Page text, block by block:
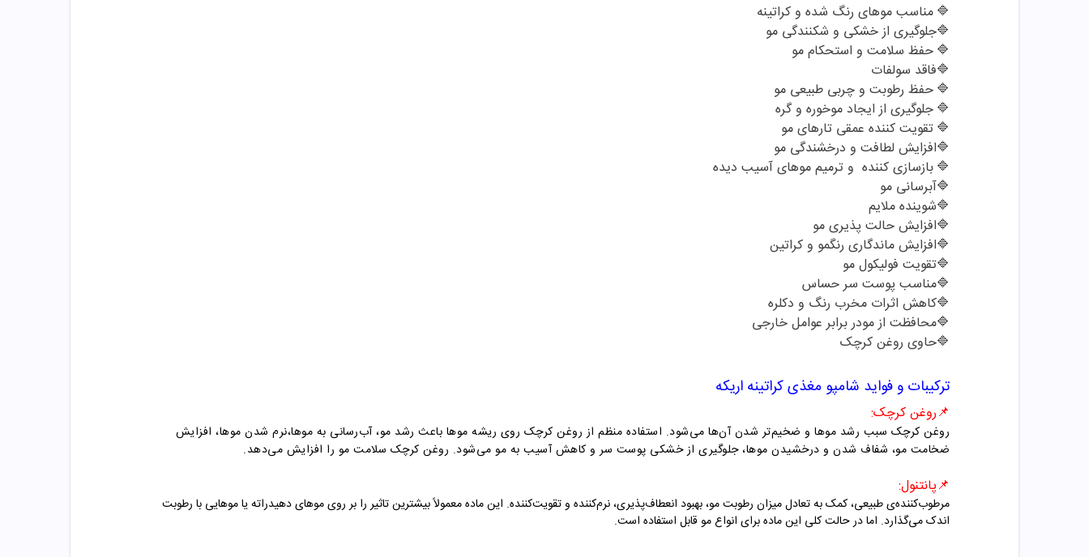
🔷مناسب موهای رنگ شده و کراتینه
🔷جلوگیری از خشکی و شکنندگی مو
🔷حفظ سلامت و استحکام مو
🔷فاقد سولفات
🔷حفظ رطوبت و چربی طبیعی مو
🔷جلوگیری از ایجاد موخوره و گره
🔷تقویت کننده عمقی تارهای مو
🔷افزایش لطافت و درخشندگی مو
🔷بازسازی کننده و ترمیم موهای آسیب دیده
🔷آبرسانی مو
🔷شوینده ملایم
🔷افزایش حالت پذیری مو
🔷افزایش ماندگاری رنگمو و کراتین
🔷تقویت فولیکول مو
🔷مناسب پوست سر حساس
🔷کاهش اثرات مخرب رنگ و دکلره
🔷محافظت از مودر برابر عوامل خارجی
🔷حاوی روغن کرچک
ترکیبات و فواید شامپو مغذی کراتینه اریکه
📌روغن کرچک:
روغن کرچک سبب رشد مو‌ها و ضخیم‌تر شدن آ‌ن‌ها می‌شود. استفاده منظم از روغن کرچک روی ریشه مو‌ها باعث رشد مو، آب‌رسانی به مو‌ها،نرم شدن موها، افزایش
ضخامت مو، شفاف شدن و درخشیدن موها، جلوگیری از خشکی پوست سر و کاهش آسیب به مو می‌شود. روغن کرچک سلامت مو را افزایش می‌دهد.
📌پانتنول:
مرطوب‌کننده‌ی طبیعی، کمک به تعادل میزان رطوبت مو، بهبود انعطاف‌پذیری، نرم‌کننده و تقویت‌کننده. این ماده معمولاً بیشترین تاثیر را بر روی موهای دهیدراته یا موهایی با رطوبت
اندک می‌گذارد. اما در حالت کلی این ماده برای انواع مو قابل استفاده است.